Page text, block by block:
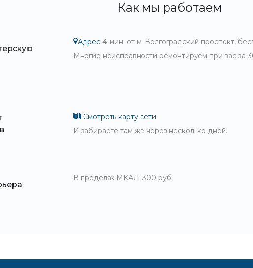
Как мы работаем
Адрес 4 мин. от м. Волгоградский проспект,
Многие неисправности ремонтируем при вас за
Смотреть карту сети
И забираете там же через несколько дней.
В пределах МКАД: 300 руб.